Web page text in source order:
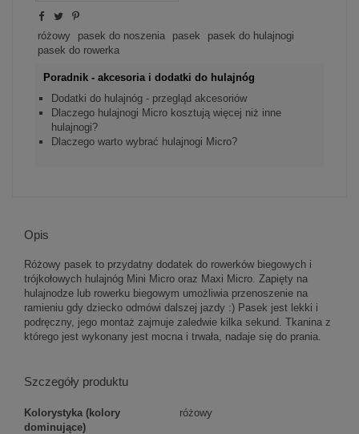
różowy pasek do noszenia pasek
pasek do hulajnogi
pasek do rowerka
Poradnik - akcesoria i dodatki do hulajnóg
Dodatki do hulajnóg - przegląd akcesoriów
Dlaczego hulajnogi Micro kosztują więcej niż inne
hulajnogi?
Dlaczego warto wybrać hulajnogi Micro?
Opis
Różowy pasek to przydatny dodatek do rowerków biegowych i
trójkołowych hulajnóg Mini Micro oraz Maxi Micro. Zapięty na
hulajnodze lub rowerku biegowym umożliwia przenoszenie na
ramieniu gdy dziecko odmówi dalszej jazdy :) Pasek jest lekki i
podręczny, jego montaż zajmuje zaledwie kilka sekund. Tkanina z
którego jest wykonany jest mocna i trwała, nadaje się do prania.
Szczegóły produktu
Kolorystyka (kolory
dominujące)
różowy